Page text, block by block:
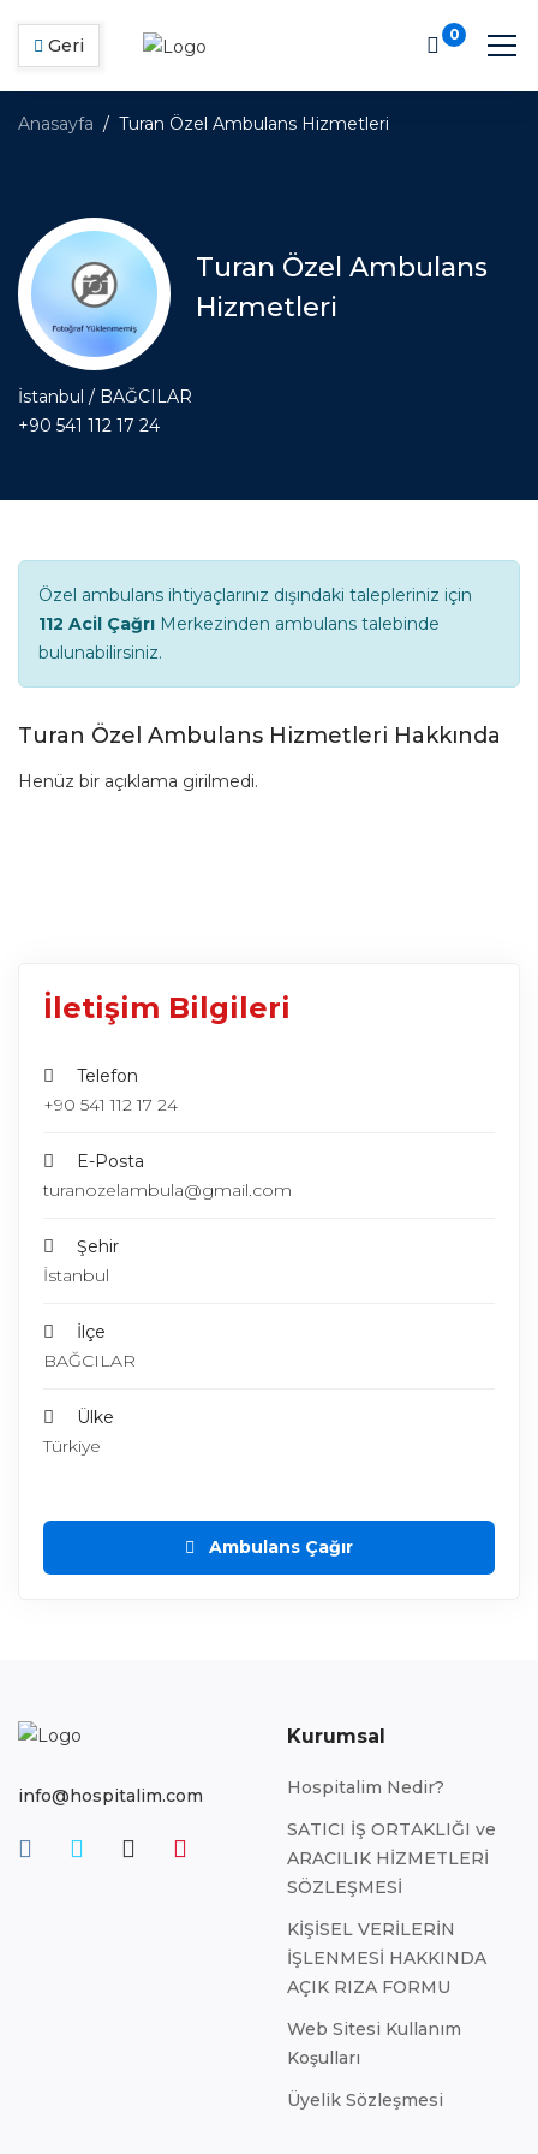
Geri
0
Anasayfa Turan Özel Ambulans Hizmetleri
Turan Özel Ambulans
Hizmetleri
İstanbul / BAĞCILAR
+90 541 112 17 24
Özel ambulans ihtiyaçlarınız dışındaki talepleriniz için
112 Acil Çağrı Merkezinden ambulans talebinde
bulunabilirsiniz.
Turan Özel Ambulans Hizmetleri Hakkında
Henüz bir açıklama girilmedi.
İletişim Bilgileri
Telefon
+90 541 112 17 24
E-Posta
turanozelambula@gmail.com
Şehir
İstanbul
İlçe
BAĞCILAR
Ülke
Türkiye
Ambulans Çağır
info@hospitalim.com
Kurumsal
Hospitalim Nedir?
SATICI İŞ ORTAKLIĞI ve
ARACILIK HİZMETLERİ
SÖZLEŞMESİ
KİŞİSEL VERİLERİN
İŞLENMESİ HAKKINDA
AÇIK RIZA FORMU
Web Sitesi Kullanım
Koşulları
Üyelik Sözleşmesi